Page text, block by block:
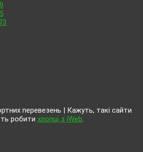
перевезень | Кажуть, такі сайти
робити хлопці з iWeb.